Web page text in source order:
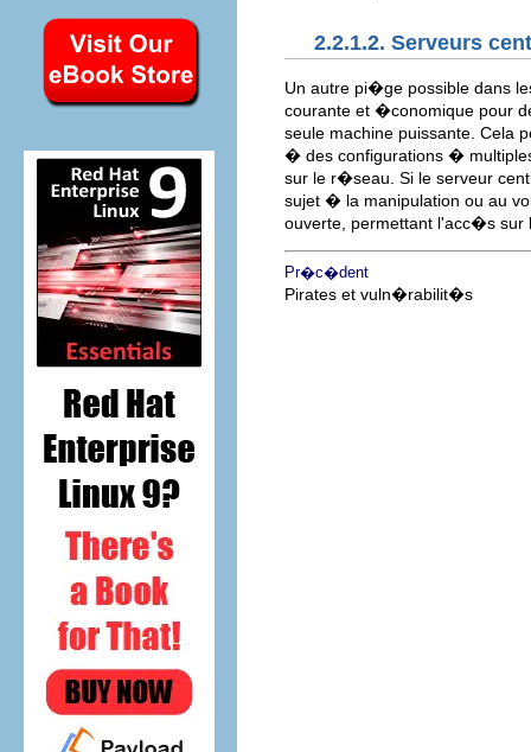
2.2.1.2. Serveurs
Un autre pi�ge possible dans
courante et �conomique pour
seule machine puissante.
� des configurations �
sur le r�seau. Si le serveur
sujet � la manipulation ou au
ouverte, permettant l'acc�s
Pr�c�dent
Pirates et vuln�rabilit�s